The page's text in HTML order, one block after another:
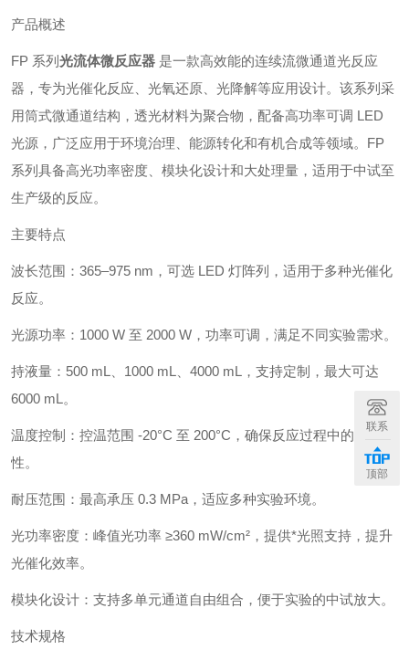
产品概述
FP 系列 光流体微反应器 是一款高效能的连续流微通道光反应
器，专为光催化反应、光氧还原、光降解等应用设计。该系列采
用筒式微通道结构，透光材料为聚合物，配备高功率可调 LED
光源，广泛应用于环境治理、能源转化和有机合成等领域。FP
系列具备高光功率密度、模块化设计和大处理量，适用于中试至
生产级的反应。
主要特点
波长范围：365–975 nm，可选 LED 灯阵列，适用于多种光催化
反应。
光源功率：1000 W 至 2000 W，功率可调，满足不同实验需求。
持液量：500 mL、1000 mL、4000 mL，支持定制，最大可达
6000 mL。
温度控制：控温范围 -20°C 至 200°C，确保反应过程中的稳定
性。
耐压范围：最高承压 0.3 MPa，适应多种实验环境。
光功率密度：峰值光功率 ≥360 mW/cm²，提供*光照支持，提升
光催化效率。
模块化设计：支持多单元通道自由组合，便于实验的中试放大。
技术规格
联系
顶部